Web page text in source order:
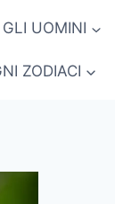
GLI UOMINI
ZODIACI